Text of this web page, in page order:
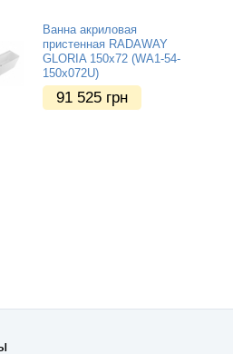
Ванна акриловая
пристенная RADAWAY
GLORIA 150x72 (WA1-54-
150x072U)
91 525 грн